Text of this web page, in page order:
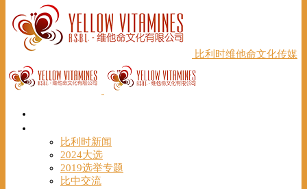
比利时维他命文化传媒
比利时新闻
2024大选
2019选举专题
比中交流